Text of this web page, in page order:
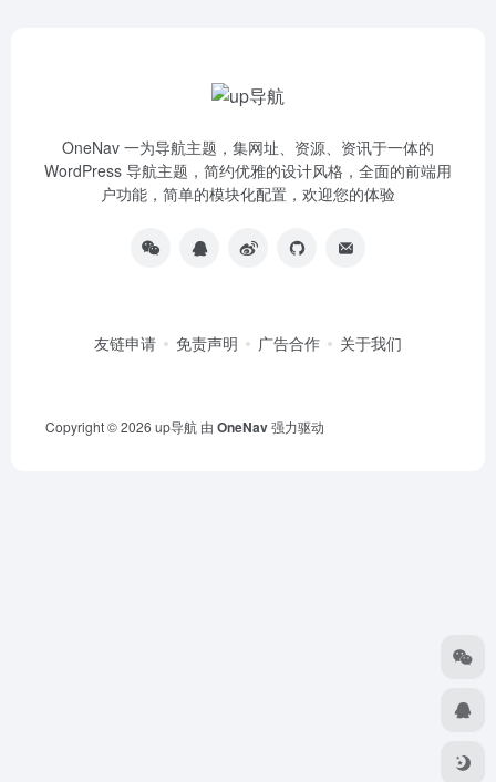
OneNav 一为导航主题，集网址、资源、资讯于一体的
WordPress 导航主题，简约优雅的设计风格，全面的前端用
户功能，简单的模块化配置，欢迎您的体验
友链申请 免责声明 广告合作 关于我们
Copyright © 2026 up导航 由 OneNav强力驱动